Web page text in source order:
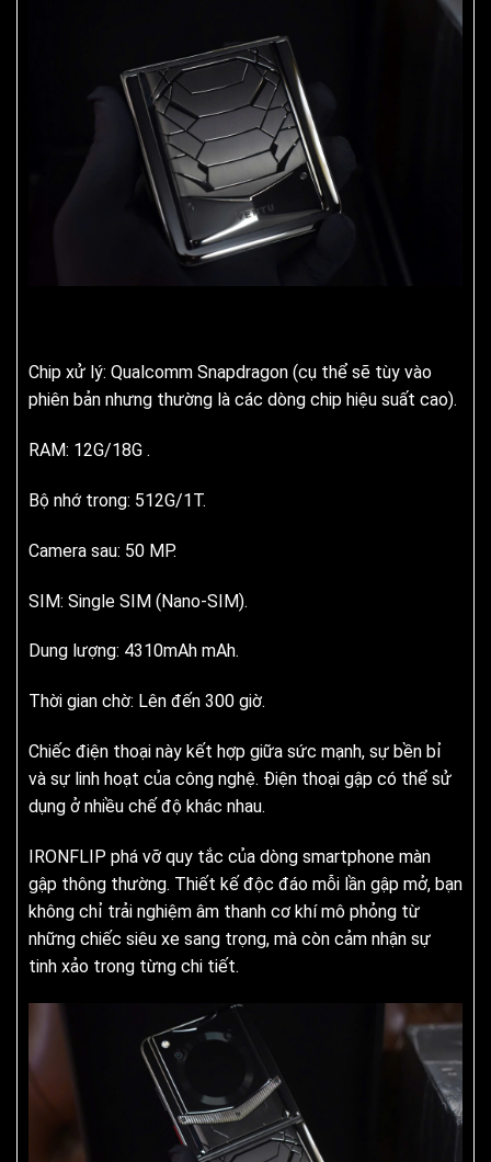
Chip xử lý: Qualcomm Snapdragon (cụ thể sẽ tùy vào
phiên bản nhưng thường là các dòng chip hiệu suất cao).
RAM: 12G/18G .
Bộ nhớ trong: 512G/1T.
Camera sau: 50 MP.
SIM: Single SIM (Nano-SIM).
Dung lượng: 4310mAh mAh.
Thời gian chờ: Lên đến 300 giờ.
Chiếc điện thoại này kết hợp giữa sức mạnh, sự bền bỉ
và sự linh hoạt của công nghệ. Điện thoại gập có thể sử
dụng ở nhiều chế độ khác nhau.
IRONFLIP phá vỡ quy tắc của dòng smartphone màn
gập thông thường. Thiết kế độc đáo mỗi lần gập mở, bạn
không chỉ trải nghiệm âm thanh cơ khí mô phỏng từ
những chiếc siêu xe sang trọng, mà còn cảm nhận sự
tinh xảo trong từng chi tiết.